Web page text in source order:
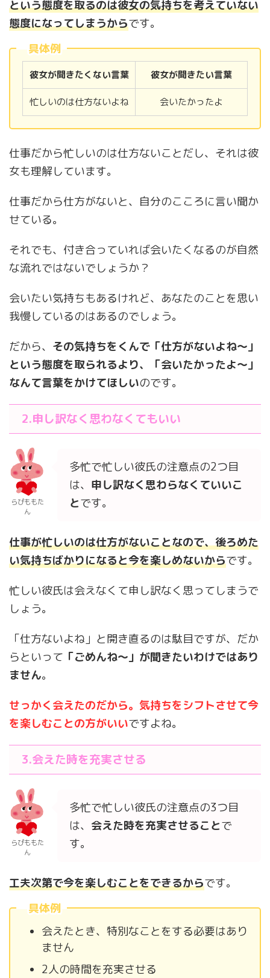
という態度を取るのは彼女の気持ちを考えていない
態度になってしまうからです。
具体例
彼女が聞きたくない言葉 彼女が聞きたい言葉
忙しいのは仕方ないよね 会いたかったよ
仕事だから忙しいのは仕方ないことだし、それは彼
女も理解しています。
仕事だから仕方がないと、自分のこころに言い聞か
せている。
それでも、付き合っていれば会いたくなるのが自然
な流れではないでしょうか？
会いたい気持ちもあるけれど、あなたのことを思い
我慢しているのはあるのでしょう。
だから、 その気持ちをくんで「仕方がないよね〜」
という態度を取られるより、「会いたかったよ〜」
なんて言葉をかけてほしいのです。
2.申し訳なく思わなくてもいい
らぴももた
ん
多忙で忙しい彼氏の注意点の2つ目
は、 申し訳なく思わらなくていいこ
とです。
仕事が忙しいのは仕方がないことなので、後ろめた
い気持ちばかりになると今を楽しめないからです。
忙しい彼氏は会えなくて申し訳なく思ってしまうで
しょう。
「仕方ないよね」と開き直るのは駄目ですが、だか
らといって 「ごめんね〜」が聞きたいわけではあり
ません。
せっかく会えたのだから。気持ちをシフトさせて今
を楽しむことの方がいいですよね。
3.会えた時を充実させる
らぴももた
ん
多忙で忙しい彼氏の注意点の3つ目
は、 会えた時を充実させることで
す。
工夫次第で今を楽しむことをできるからです。
具体例
会えたとき、特別なことをする必要はあり
ません
2人の時間を充実させる